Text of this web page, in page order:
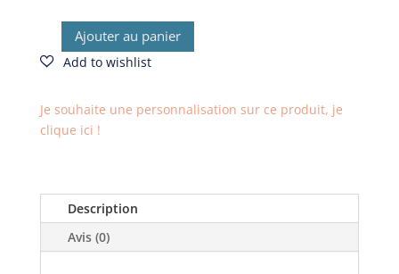
quantité
de
à
nœud
Ajouter au panier
Je souhaite une personnalisation sur ce produit, je
clique ici !
Description
Avis (0)